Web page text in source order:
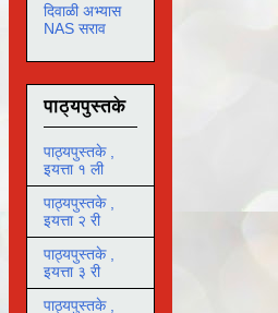
दिवाळी अभ्यास
NAS सराव
पाठ्यपुस्तके
पाठ्यपुस्तके ,
इयत्ता १ ली
पाठ्यपुस्तके ,
इयत्ता २ री
पाठ्यपुस्तके ,
इयत्ता ३ री
पाठ्यपुस्तके ,